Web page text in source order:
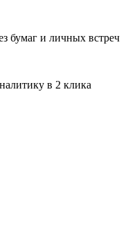
бумаг и личных встреч
в 2 клика